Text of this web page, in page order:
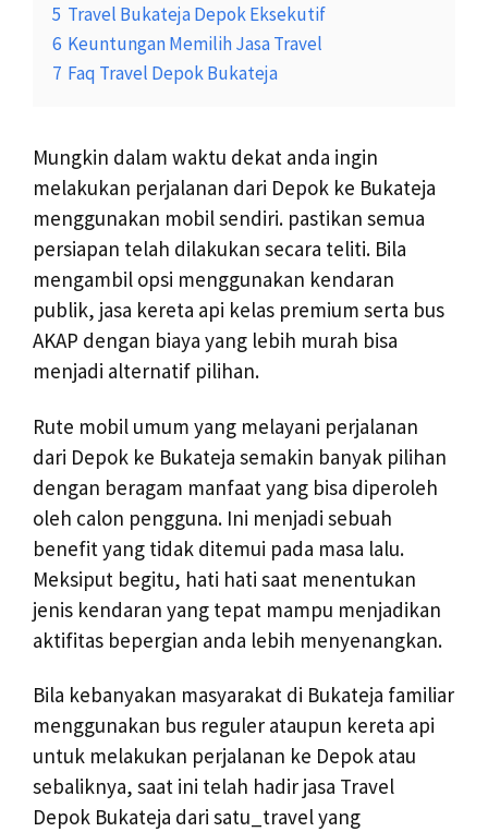
5 Travel Bukateja Depok Eksekutif
6 Keuntungan Memilih Jasa Travel
7 Faq Travel Depok Bukateja
Mungkin dalam waktu dekat anda ingin
melakukan perjalanan dari Depok ke Bukateja
menggunakan mobil sendiri. pastikan semua
persiapan telah dilakukan secara teliti. Bila
mengambil opsi menggunakan kendaran
publik, jasa kereta api kelas premium serta bus
AKAP dengan biaya yang lebih murah bisa
menjadi alternatif pilihan.
Rute mobil umum yang melayani perjalanan
dari Depok ke Bukateja semakin banyak pilihan
dengan beragam manfaat yang bisa diperoleh
oleh calon pengguna. Ini menjadi sebuah
benefit yang tidak ditemui pada masa lalu.
Meksiput begitu, hati hati saat menentukan
jenis kendaran yang tepat mampu menjadikan
aktifitas bepergian anda lebih menyenangkan.
Bila kebanyakan masyarakat di Bukateja familiar
menggunakan bus reguler ataupun kereta api
untuk melakukan perjalanan ke Depok atau
sebaliknya, saat ini telah hadir jasa Travel
Depok Bukateja dari satu_travel yang